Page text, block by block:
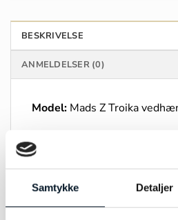
Samtykke Detaljer
BESKRIVELSE
ANMELDELSER (0)
Model: Mads Z Troika
Materiale:
14kt rødguld og
alt
Modelnummer: 1531048